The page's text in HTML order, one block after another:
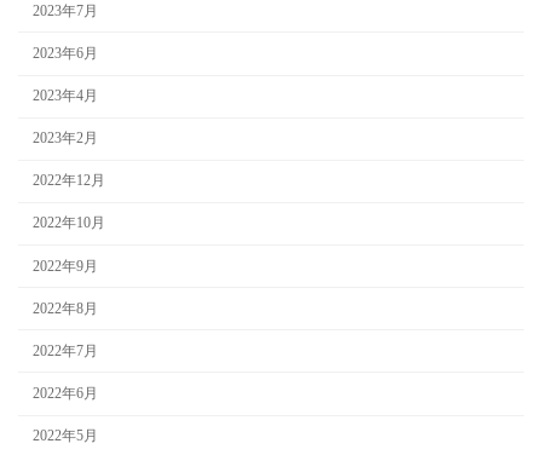
2023年7月
2023年6月
2023年4月
2023年2月
2022年12月
2022年10月
2022年9月
2022年8月
2022年7月
2022年6月
2022年5月